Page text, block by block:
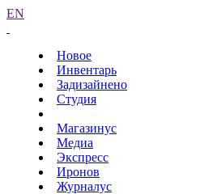
EN
Новое
Инвентарь
Задизайнено
Студия
Магазинус
Медиа
Экспресс
Иронов
Журналус